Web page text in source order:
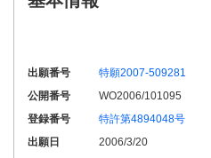
出願番号
特願2007-509281
公開番号
WO2006/101095
登録番号
特許第4894048号
出願日
2006/3/20